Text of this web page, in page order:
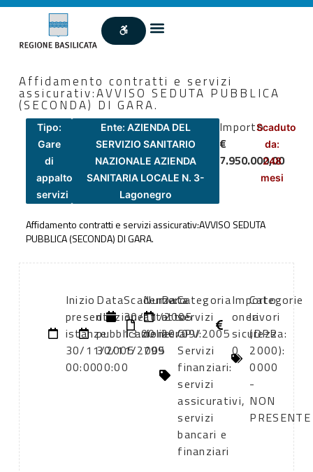
Affidamento contratti e servizi
assicurativ:AVVISO SEDUTA PUBBLICA
(SECONDA) DI GARA.
Tipo:
Gare
di
appalto
servizi
Ente: AZIENDA DEL
SERVIZIO SANITARIO
NAZIONALE AZIENDA
SANITARIA LOCALE N. 3-
Lagonegro
Importo
€
7.950.000,00
Scaduto
da:
248
mesi
Affidamento contratti e servizi assicurativ:AVVISO SEDUTA
PUBBLICA (SECONDA) DI GARA.
Inizio
presentazione
istanze:
30/11/2005
00:00
Data
di
pubblicazione:
30/11/2005
00:00
Scadenza:
30/11/2005
13:00
Numero
atto:
delibera
799
Data
atto:
20/09/2005
Categoria
servizi
CPV:
Servizi
finanziari:
servizi
assicurativi,
servizi
bancari e
finanziari
Importo
oneri
sicurezza:
0
Categorie
lavori
(DPR
2000):
0000
-
NON
PRESENTE